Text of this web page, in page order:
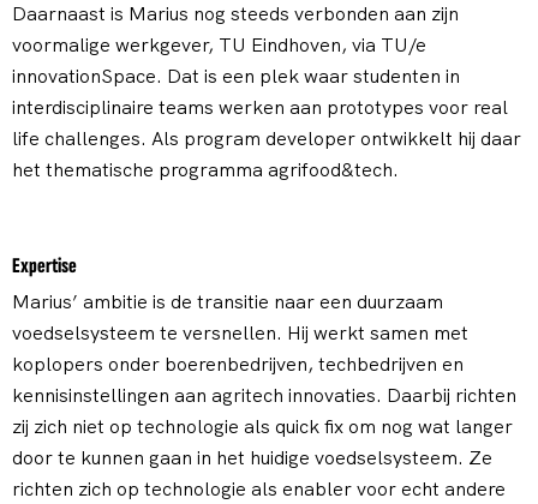
Daarnaast is Marius nog steeds verbonden aan zijn
voormalige werkgever, TU Eindhoven, via TU/e
innovationSpace. Dat is een plek waar studenten in
interdisciplinaire teams werken aan prototypes voor real
life challenges. Als program developer ontwikkelt hij daar
het thematische programma agrifood&tech.
Expertise
Marius’ ambitie is de transitie naar een duurzaam
voedselsysteem te versnellen. Hij werkt samen met
koplopers onder boerenbedrijven, techbedrijven en
kennisinstellingen aan agritech innovaties. Daarbij richten
zij zich niet op technologie als quick fix om nog wat langer
door te kunnen gaan in het huidige voedselsysteem. Ze
richten zich op technologie als enabler voor echt andere